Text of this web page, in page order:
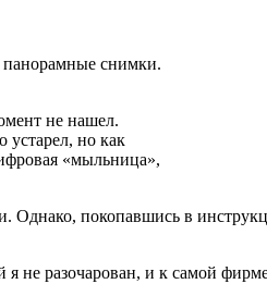
панорамные снимки.
не нашел.
устарел, но как
«мыльница»,
Однако, покопавшись в
не разочарован, и к самой